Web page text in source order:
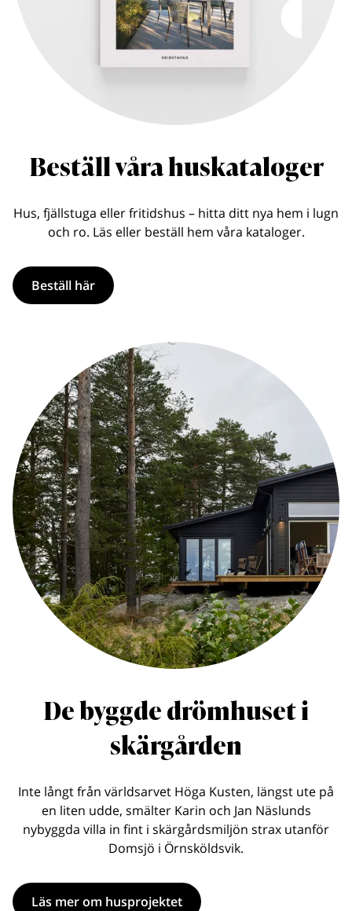
Beställ våra huskataloger
Hus, fjällstuga eller fritidshus – hitta ditt nya hem i lugn
och ro. Läs eller beställ hem våra kataloger.
Beställ här
De byggde drömhuset i
skärgården
Inte långt från världsarvet Höga Kusten, längst ute på
en liten udde, smälter Karin och Jan Näslunds
nybyggda villa in fint i skärgårdsmiljön strax utanför
Domsjö i Örnsköldsvik.
Läs mer om husprojektet